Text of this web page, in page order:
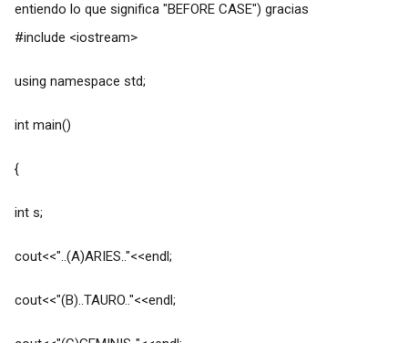
entiendo lo que significa "BEFORE CASE") gracias
#include <iostream>
using namespace std;
int main()
{
int s;
cout<<"..(A)ARIES.."<<endl;
cout<<"(B)..TAURO.."<<endl;